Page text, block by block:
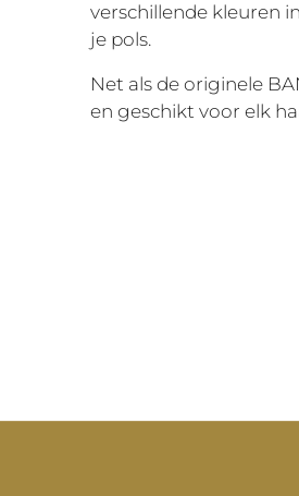
verschillende kleuren
je pols.
Net als de originele
en geschikt voor elk